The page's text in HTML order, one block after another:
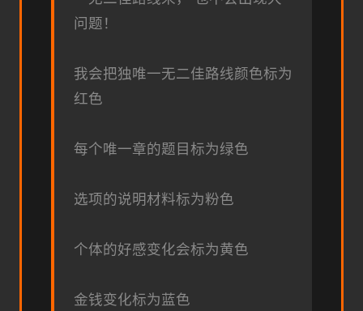
问题！
我会把独唯一无二佳路线颜色标为
红色
每个唯一章的题目标为绿色
选项的说明材料标为粉色
个体的好感变化会标为黄色
金钱变化标为蓝色